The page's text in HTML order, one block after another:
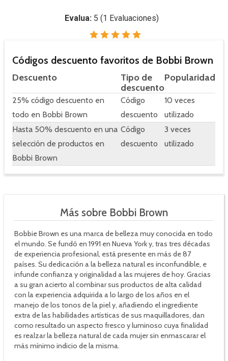
Evalua: 5 (1 Evaluaciones)
Códigos descuento favoritos de Bobbi Brown
Descuento
Tipo de
descuento
Popularidad
25% código descuento en
todo en Bobbi Brown
Código
descuento
10 veces
utilizado
Hasta 50% descuento en una
selección de productos en
Bobbi Brown
Código
descuento
3 veces
utilizado
Más sobre Bobbi Brown
Bobbie Brown es una marca de belleza muy conocida en todo
el mundo. Se fundó en 1991 en Nueva York y, tras tres décadas
de experiencia profesional, está presente en más de 87
países. Su dedicación a la belleza natural es inconfundible, e
infunde confianza y originalidad a las mujeres de hoy. Gracias
a su gran acierto al combinar sus productos de alta calidad
con la experiencia adquirida a lo largo de los años en el
manejo de los tonos de la piel y, añadiendo el ingrediente
extra de las habilidades artísticas de sus maquilladores, dan
como resultado un aspecto fresco y luminoso cuya finalidad
es realzar la belleza natural de cada mujer sin enmascarar el
más mínimo indicio de la misma.